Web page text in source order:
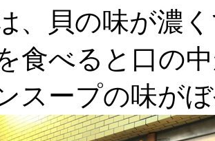
、貝の味が濃
食べると口の
スープの味が